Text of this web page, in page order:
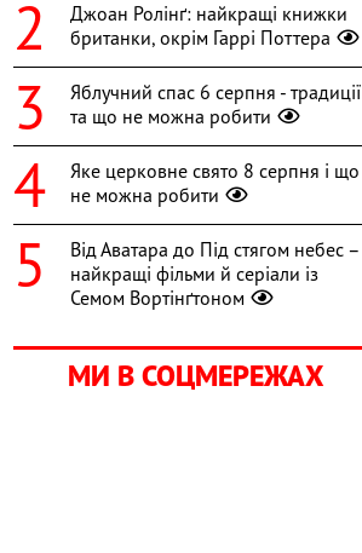
Джоан Ролінґ: найкращі книжки
британки, окрім Гаррі Поттера
Яблучний спас 6 серпня - традиції
та що не можна робити
Яке церковне свято 8 серпня і що
не можна робити
Від Аватара до Під стягом небес –
найкращі фільми й серіали із
Семом Вортінґтоном
МИ В СОЦМЕРЕЖАХ